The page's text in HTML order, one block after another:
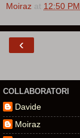
Moiraz at 12:50 PM
‹
COLLABORATORI
Davide
Moiraz